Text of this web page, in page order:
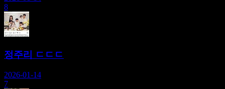
8
정주리 ㄷㄷㄷ
2026-01-14
7